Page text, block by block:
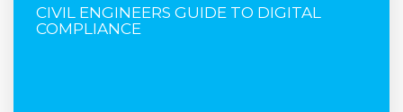
CIVIL ENGINEERS GUIDE TO DIGITAL
COMPLIANCE